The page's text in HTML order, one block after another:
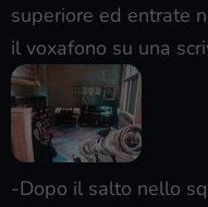
superiore ed entrate
il voxafono su una
-Dopo il salto nello